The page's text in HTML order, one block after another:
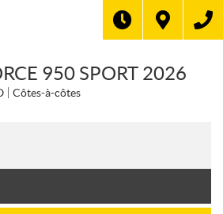
950 SPORT 2026
Côtes-à-côtes